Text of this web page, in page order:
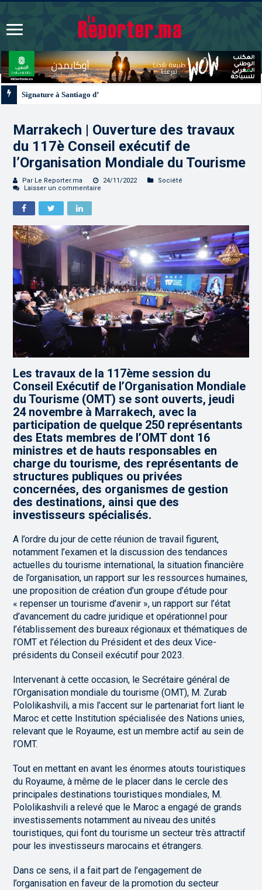
Marrakech | Ouverture des travaux
du 117è Conseil exécutif de
l’Organisation Mondiale du Tourisme
Par Le Reporter.ma 24/11/2022
Société
Laisser un commentaire
Les travaux de la 117ème session du
Conseil Exécutif de l’Organisation Mondiale
du Tourisme (OMT) se sont ouverts, jeudi
24 novembre à Marrakech, avec la
participation de quelque 250 représentants
des Etats membres de l’OMT dont 16
ministres et de hauts responsables en
charge du tourisme, des représentants de
structures publiques ou privées
concernées, des organismes de gestion
des destinations, ainsi que des
investisseurs spécialisés.
A l’ordre du jour de cette réunion de travail figurent,
notamment l’examen et la discussion des tendances
actuelles du tourisme international, la situation financière
de l’organisation, un rapport sur les ressources humaines,
une proposition de création d’un groupe d’étude pour
« repenser un tourisme d’avenir », un rapport sur l’état
d’avancement du cadre juridique et opérationnel pour
l’établissement des bureaux régionaux et thématiques de
l’OMT et l’élection du Président et des deux Vice-
présidents du Conseil exécutif pour 2023.
Intervenant à cette occasion, le Secrétaire général de
l’Organisation mondiale du tourisme (OMT), M. Zurab
Pololikashvili, a mis l’accent sur le partenariat fort liant le
Maroc et cette Institution spécialisée des Nations unies,
relevant que le Royaume, est un membre actif au sein de
l’OMT.
Tout en mettant en avant les énormes atouts touristiques
du Royaume, à même de le placer dans le cercle des
principales destinations touristiques mondiales, M.
Pololikashvili a relevé que le Maroc a engagé de grands
investissements notamment au niveau des unités
touristiques, qui font du tourisme un secteur très attractif
pour les investisseurs marocains et étrangers.
Dans ce sens, il a fait part de l’engagement de
l’organisation en faveur de la promotion du secteur